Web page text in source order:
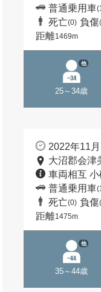
普通乗用車
死亡(0) 負傷
距離1469m
25～34歳
他
2022年11
大沼郡会津
車両相互
普通乗用車
死亡(0) 負傷
距離1475m
35～44歳
他